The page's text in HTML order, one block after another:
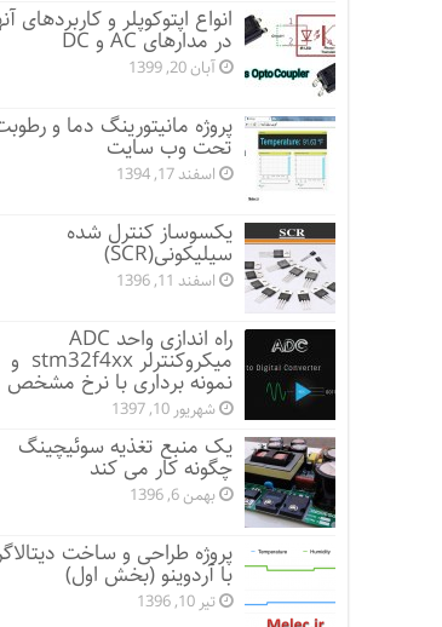
انواع اپتوکوپلر و کاربردهای
در مدارهای AC و DC
آبان 20, 1399
پروژه مانيتورينگ دما و
تحت وب سایت
اسفند 17, 1394
یکسوساز کنترل شده
سیلیکونی(SCR)
اسفند 11, 1396
راه اندازی واحد ADC
میکروکنترلر stm32f4xx و
نمونه برداری با نرخ مشخص
شهریور 10, 1397
یک منبع تغذیه سوئیچینگ
چگونه کار می کند
بهمن 6, 1396
پروژه طراحی و ساخت
با آردوینو (بخش اول)
تیر 10, 1396